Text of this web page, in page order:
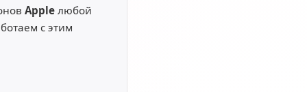
Apple любой
с этим